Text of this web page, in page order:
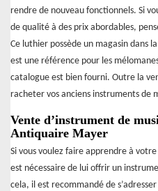
rendre de nouveau fonctionnels. Si
de qualité à des prix abordables,
Ce luthier possède un magasin dans
est une référence pour les
catalogue est bien fourni. Outre la
racheter vos anciens instruments de
Vente d’instrument de
Antiquaire Mayer
Si vous voulez faire apprendre à
est nécessaire de lui offrir un
cela, il est recommandé de